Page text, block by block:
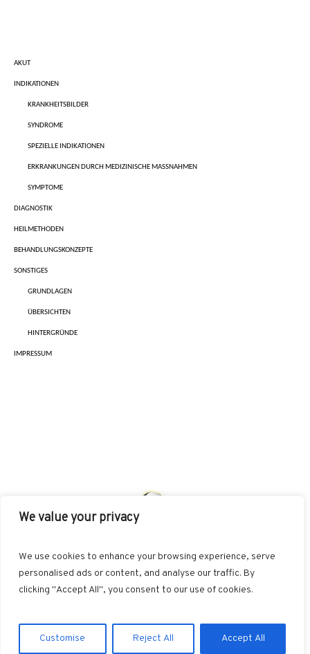
We value your privacy
We use cookies to enhance your browsing experience, serve
personalised ads or content, and analyse our traffic. By
clicking "Accept All", you consent to our use of cookies.
Customise Reject All Accept All
AKUT
INDIKATIONEN
KRANKHEITSBILDER
SYNDROME
SPEZIELLE INDIKATIONEN
ERKRANKUNGEN DURCH MEDIZINISCHE MASSNAHMEN
SYMPTOME
DIAGNOSTIK
HEILMETHODEN
BEHANDLUNGSKONZEPTE
SONSTIGES
GRUNDLAGEN
ÜBERSICHTEN
HINTERGRÜNDE
IMPRESSUM
AKUT INDIKATIONEN
HEILMETHODEN
BEHANDLUNGSKONZEPTE
SONSTIGES
Datenschutzerklärung/ NiSc web-d-sign © 2026 / All Rights
Reserved